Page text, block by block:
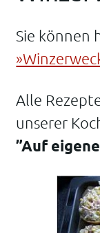
Sie können
Alle
unserer
”Auf